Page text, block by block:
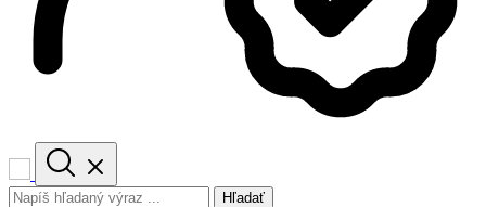
Hľadať